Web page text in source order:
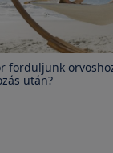
forduljunk
után?